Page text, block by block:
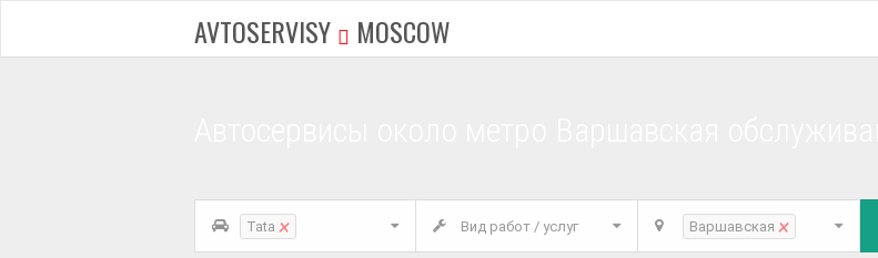
AVTOSERVISY MOSCOW
Tata × Вид работ / услуг Варшавская ×